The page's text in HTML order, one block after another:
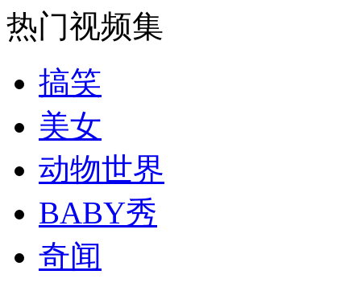
司机酒驾遇交警 急速倒车逃窜
热门视频集
搞笑
美女
动物世界
BABY秀
奇闻